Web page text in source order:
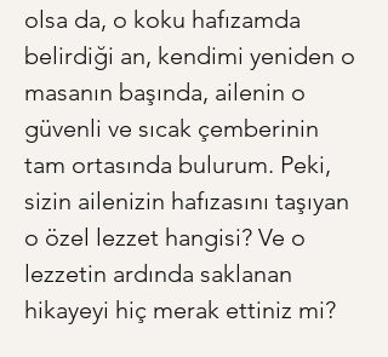
olsa da, o koku hafızamda
belirdiği an, kendimi yeniden o
masanın başında, ailenin o
güvenli ve sıcak çemberinin
tam ortasında bulurum. Peki,
sizin ailenizin hafızasını taşıyan
o özel lezzet hangisi? Ve o
lezzetin ardında saklanan
hikayeyi hiç merak ettiniz mi?